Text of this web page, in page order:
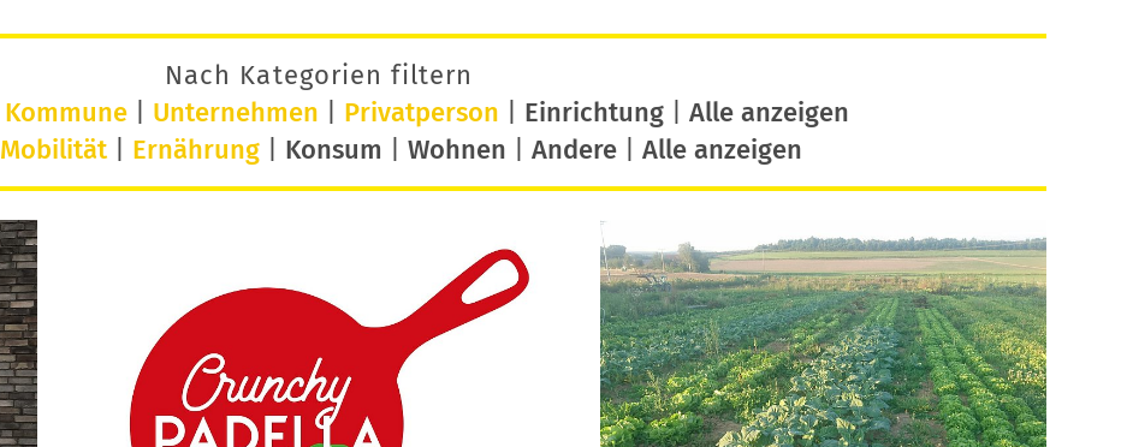
Nach Kategorien filtern
Kommune| Unternehmen Privatperson Einrichtung| Alle anzeigen
Mobilität Ernährung Konsum Wohnen Andere Alle anzeigen